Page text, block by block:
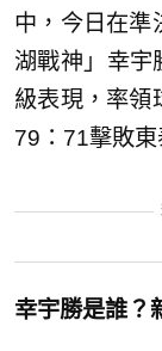
中，今日在準
湖戰神」幸宇
級表現，率領
79：71擊敗東
幸宇勝是誰？